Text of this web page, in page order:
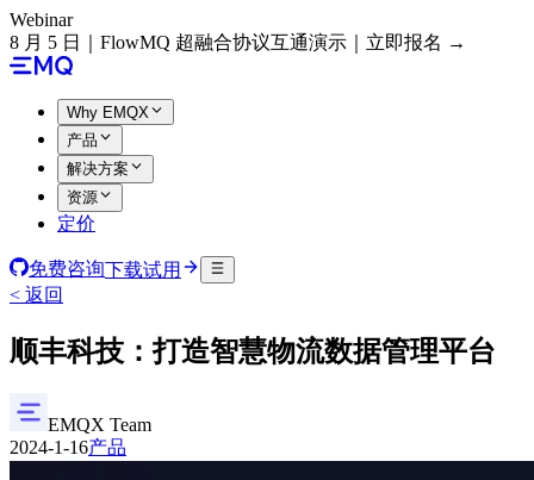
Webinar
8 月 5 日｜FlowMQ 超融合协议互通演示｜立即报名 →
Why EMQX
产品
解决方案
资源
定价
免费咨询下载试用
< 返回
顺丰科技：打造智慧物流数据管理平台
EMQX Team
2024-1-16产品